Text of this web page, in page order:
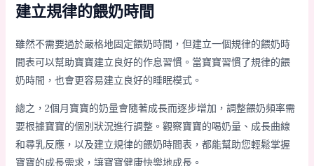
建立規律的餵奶時間
雖然不需要過於嚴格地固定餵奶時間，但建立一個規律的餵奶時
間表可以幫助寶寶建立良好的作息習慣。當寶寶習慣了規律的餵
奶時間，也會更容易建立良好的睡眠模式。
總之，2個月寶寶的奶量會隨著成長而逐步增加，調整餵奶頻率需
要根據寶寶的個別狀況進行調整。觀察寶寶的喝奶量、成長曲線
和尋乳反應，以及建立規律的餵奶時間表，都能幫助您輕鬆掌握
寶寶的成長需求，讓寶寶健康快樂地成長。